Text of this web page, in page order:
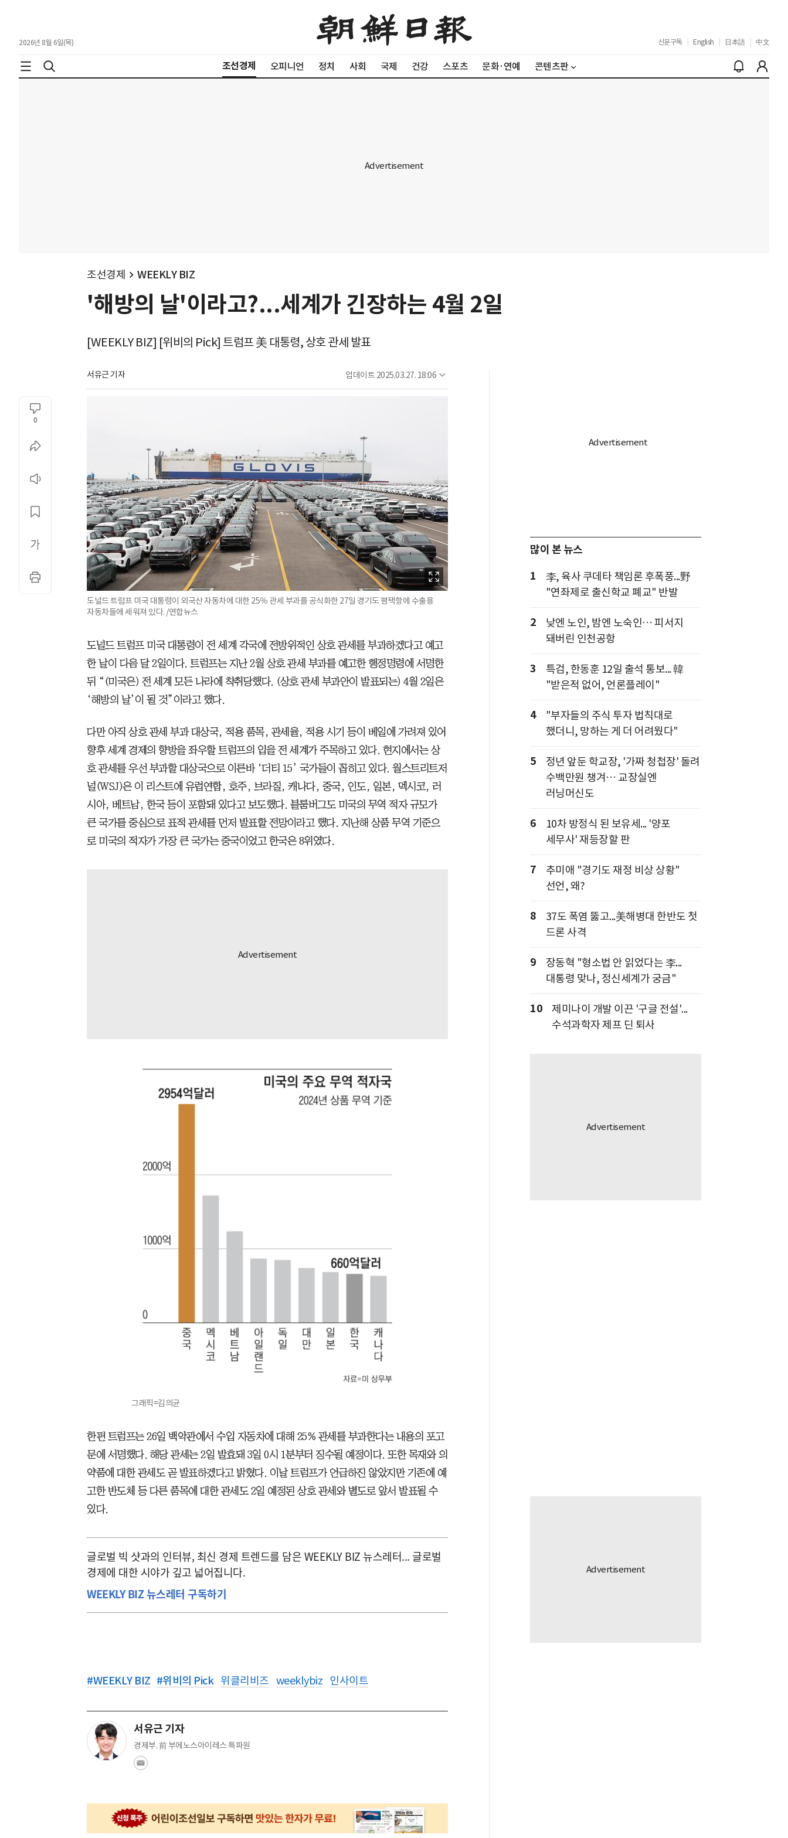
2026년 8월 6일(목) 신문구독 English 日本語 中文
조선경제 오피니언 정치 사회 국제 건강 스포츠 문화·연예 콘텐츠판
조선경제 WEEKLY BIZ
'해방의 날'이라고?...세계가 긴장하는 4월 2일
[WEEKLY BIZ] [위비의 Pick] 트럼프 美 대통령, 상호 관세 발표
서유근 기자 업데이트 2025.03.27. 18:06
0
도널드 트럼프 미국 대통령이 외국산 자동차에 대한 25％ 관세 부과를 공식화한 27일 경기도 평택항에 수출용
자동차들에 세워져 있다. /연합뉴스
도널드 트럼프 미국 대통령이 전 세계 각국에 전방위적인 상호 관세를 부과하겠다고 예고
한 날이 다음 달 2일이다. 트럼프는 지난 2월 상호 관세 부과를 예고한 행정명령에 서명한
뒤 “(미국은) 전 세계 모든 나라에 착취당했다. (상호 관세 부과안이 발표되는) 4월 2일은
‘해방의 날’이 될 것”이라고 했다.
다만 아직 상호 관세 부과 대상국, 적용 품목, 관세율, 적용 시기 등이 베일에 가려져 있어
향후 세계 경제의 향방을 좌우할 트럼프의 입을 전 세계가 주목하고 있다. 현지에서는 상
호 관세를 우선 부과할 대상국으로 이른바 ‘더티 15’ 국가들이 꼽히고 있다. 월스트리트저
널(WSJ)은 이 리스트에 유럽연합, 호주, 브라질, 캐나다, 중국, 인도, 일본, 멕시코, 러
시아, 베트남, 한국 등이 포함돼 있다고 보도했다. 블룸버그도 미국의 무역 적자 규모가
큰 국가를 중심으로 표적 관세를 먼저 발표할 전망이라고 했다. 지난해 상품 무역 기준으
로 미국의 적자가 가장 큰 국가는 중국이었고 한국은 8위였다.
그래픽=김의균
한편 트럼프는 26일 백악관에서 수입 자동차에 대해 25% 관세를 부과한다는 내용의 포고
문에 서명했다. 해당 관세는 2일 발효돼 3일 0시 1분부터 징수될 예정이다. 또한 목재와 의
약품에 대한 관세도 곧 발표하겠다고 밝혔다. 이날 트럼프가 언급하진 않았지만 기존에 예
고한 반도체 등 다른 품목에 대한 관세도 2일 예정된 상호 관세와 별도로 앞서 발표될 수
있다.
글로벌 빅 샷과의 인터뷰, 최신 경제 트렌드를 담은 WEEKLY BIZ 뉴스레터... 글로벌
경제에 대한 시야가 깊고 넓어집니다.
WEEKLY BIZ 뉴스레터 구독하기
#WEEKLY BIZ #위비의 Pick 위클리비즈 weeklybiz 인사이트
서유근 기자
경제부. 前 부에노스아이레스 특파원
많이 본 뉴스
1
李, 육사 쿠데타 책임론 후폭풍...野
"연좌제로 출신학교 폐교" 반발
2
낮엔 노인, 밤엔 노숙인… 피서지
돼버린 인천공항
3
특검, 한동훈 12일 출석 통보... 韓
"받은적 없어, 언론플레이"
4
"부자들의 주식 투자 법칙대로
했더니, 망하는 게 더 어려웠다"
5
정년 앞둔 학교장, '가짜 청첩장' 돌려
수백만원 챙겨… 교장실엔
러닝머신도
6
10차 방정식 된 보유세... '양포
세무사' 재등장할 판
7
추미애 "경기도 재정 비상 상황"
선언, 왜?
8
37도 폭염 뚫고...美해병대 한반도 첫
드론 사격
9
장동혁 "형소법 안 읽었다는 李...
대통령 맞나, 정신세계가 궁금"
10
제미나이 개발 이끈 '구글 전설'...
수석과학자 제프 딘 퇴사